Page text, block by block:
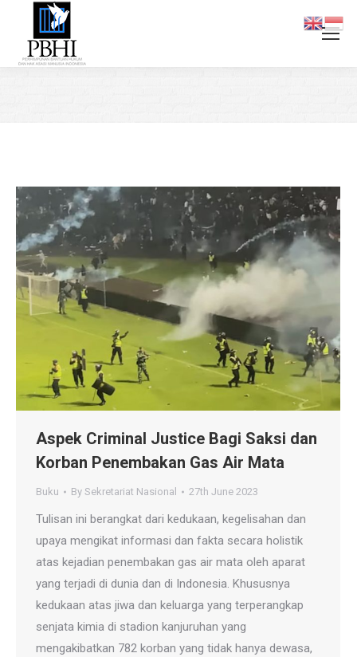
Aspek Criminal Justice Bagi Saksi dan
Korban Penembakan Gas Air Mata
Buku By Sekretariat Nasional 27th June 2023
Tulisan ini berangkat dari kedukaan, kegelisahan dan
upaya mengikat informasi dan fakta secara holistik
atas kejadian penembakan gas air mata oleh aparat
yang terjadi di dunia dan di Indonesia. Khususnya
kedukaan atas jiwa dan keluarga yang terperangkap
senjata kimia di stadion kanjuruhan yang
mengakibatkan 782 korban yang tidak hanya dewasa,